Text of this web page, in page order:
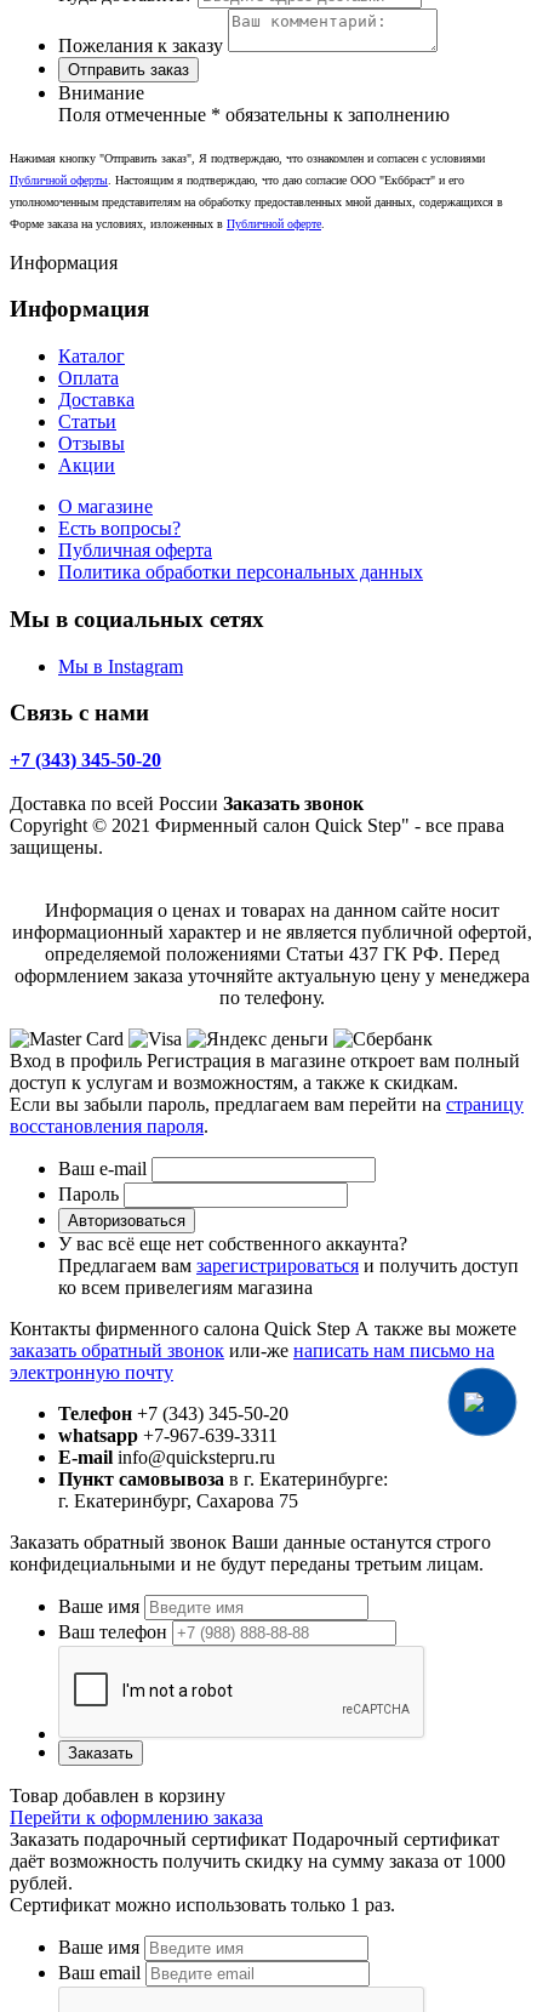
Пожелания к заказу
Отправить заказ
Внимание
Поля отмеченные * обязательны к заполнению
Нажимая кнопку "Отправить заказ", Я подтверждаю, что ознакомлен и согласен с условиями
Публичной оферты . Настоящим я подтверждаю, что даю согласие ООО "Екббраст" и его
уполномоченным представителям на обработку предоставленных мной данных, содержащихся в
Форме заказа на условиях, изложенных в Публичной оферте
Информация
Информация
Каталог
Оплата
Доставка
Статьи
Отзывы
Акции
О магазине
Есть вопросы?
Публичная оферта
Политика обработки персональных данных
Мы в социальных сетях
Мы в Instagram
Связь с нами
+7 (343) 345-50-20
Доставка по всей России Заказать звонок
Copyright © 2021 Фирменный салон Quick Step" - все права
защищены.
Информация о ценах и товарах на данном сайте носит
информационный характер и не является публичной офертой,
определяемой положениями Статьи 437 ГК РФ. Перед
оформлением заказа уточняйте актуальную цену у менеджера
по телефону.
Вход в профиль Регистрация в магазине откроет вам полный
доступ к услугам и возможностям, а также к скидкам.
Если вы забыли пароль, предлагаем вам перейти на страницу
восстановления пароля.
Ваш e-mail
Пароль
Авторизоваться
У вас всё еще нет собственного аккаунта?
Предлагаем вам зарегистрироваться и получить доступ
ко всем привелегиям магазина
Контакты фирменного салона Quick Step А также вы можете
заказать обратный звонок или-же написать нам письмо на
электронную почту
Телефон +7 (343) 345-50-20
whatsapp +7-967-639-3311
E-mail info@quickstepru.ru
Пункт самовывоза в г. Екатеринбурге:
г. Екатеринбург, Сахарова 75
Заказать обратный звонок Ваши данные останутся строго
конфидециальными и не будут переданы третьим лицам.
Ваше имя
Ваш телефон
Заказать
Товар добавлен в корзину
Перейти к оформлению заказа
Заказать подарочный сертификат Подарочный сертификат
даёт возможность получить скидку на сумму заказа от 1000
рублей.
Сертификат можно использовать только 1 раз.
Ваше имя
Ваш email